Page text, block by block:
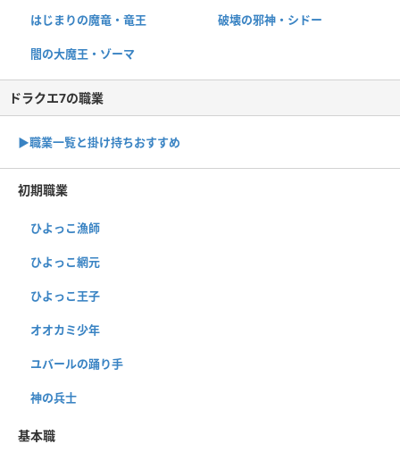
はじまりの魔竜・竜王 破壊の邪神・シドー
闇の大魔王・ゾーマ
ドラクエ7の職業
▶︎職業一覧と掛け持ちおすすめ
初期職業
ひよっこ漁師
ひよっこ網元
ひよっこ王子
オオカミ少年
ユバールの踊り手
神の兵士
基本職